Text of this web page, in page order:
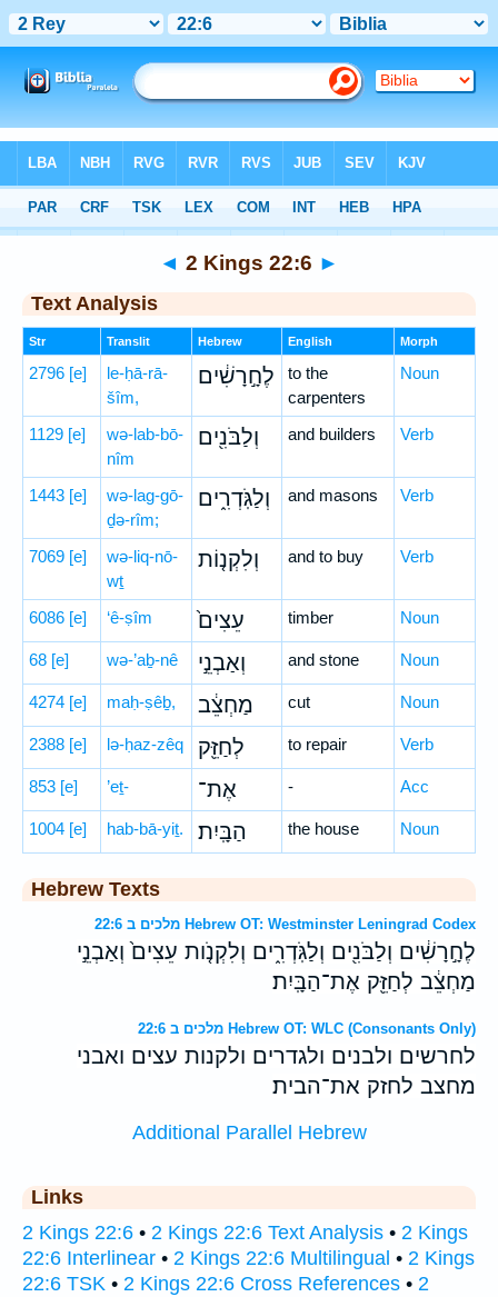
Hebrew> 2 Kings 22:6
◄ 2 Kings 22:6 ►
Text Analysis
Str Translit Hebrew English Morph
2796 [e]
le-ḥā-rā-
šîm,
לֶחָ֣רָשִׁ֔ים
to the
carpenters
Noun
1129 [e]
wə-lab-bō-
nîm
וְלַבֹּנִ֖ים and builders Verb
1443 [e]
wə-lag-gō-
ḏə-rîm;
וְלַגֹּֽדְרִ֑ים and masons Verb
7069 [e]
wə-liq-nō-
wṯ
וְלִקְנ֤וֹת and to buy Verb
6086 [e] ‘ê-ṣîm עֵצִים֙ timber Noun
68 [e] wə-’aḇ-nê וְאַבְנֵ֣י and stone Noun
4274 [e] maḥ-ṣêḇ, מַחְצֵ֔ב cut Noun
2388 [e] lə-ḥaz-zêq לְחַזֵּ֖ק to repair Verb
853 [e] ’eṯ- אֶת־ - Acc
1004 [e] hab-bā-yiṯ. הַבָּֽיִת׃ the house Noun
Hebrew Texts
מלכים ב 22:6 Hebrew OT: Westminster Leningrad Codex
לֶחָ֣רָשִׁ֔ים וְלַבֹּנִ֖ים וְלַגֹּֽדְרִ֑ים וְלִקְנֹ֤ות עֵצִים֙ וְאַבְנֵ֣י
מַחְצֵ֔ב לְחַזֵּ֖ק אֶת־הַבָּֽיִת׃
מלכים ב 22:6 Hebrew OT: WLC (Consonants Only)
לחרשים ולבנים ולגדרים ולקנות עצים ואבני
מחצב לחזק את־הבית׃
Additional Parallel Hebrew
Links
2 Kings 22:6 • 2 Kings 22:6 Text Analysis • 2 Kings
22:6 Interlinear • 2 Kings 22:6 Multilingual • 2 Kings
22:6 TSK • 2 Kings 22:6 Cross References • 2